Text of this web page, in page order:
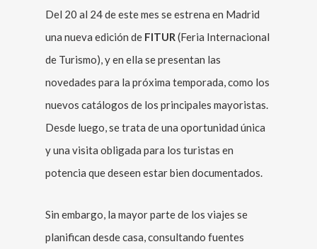
Del 20 al 24 de este mes se estrena en Madrid
una nueva edición de FITUR(Feria Internacional
de Turismo), y en ella se presentan las
novedades para la próxima temporada, como los
nuevos catálogos de los principales mayoristas.
Desde luego, se trata de una oportunidad única
y una visita obligada para los turistas en
potencia que deseen estar bien documentados.
Sin embargo, la mayor parte de los viajes se
planifican desde casa, consultando fuentes